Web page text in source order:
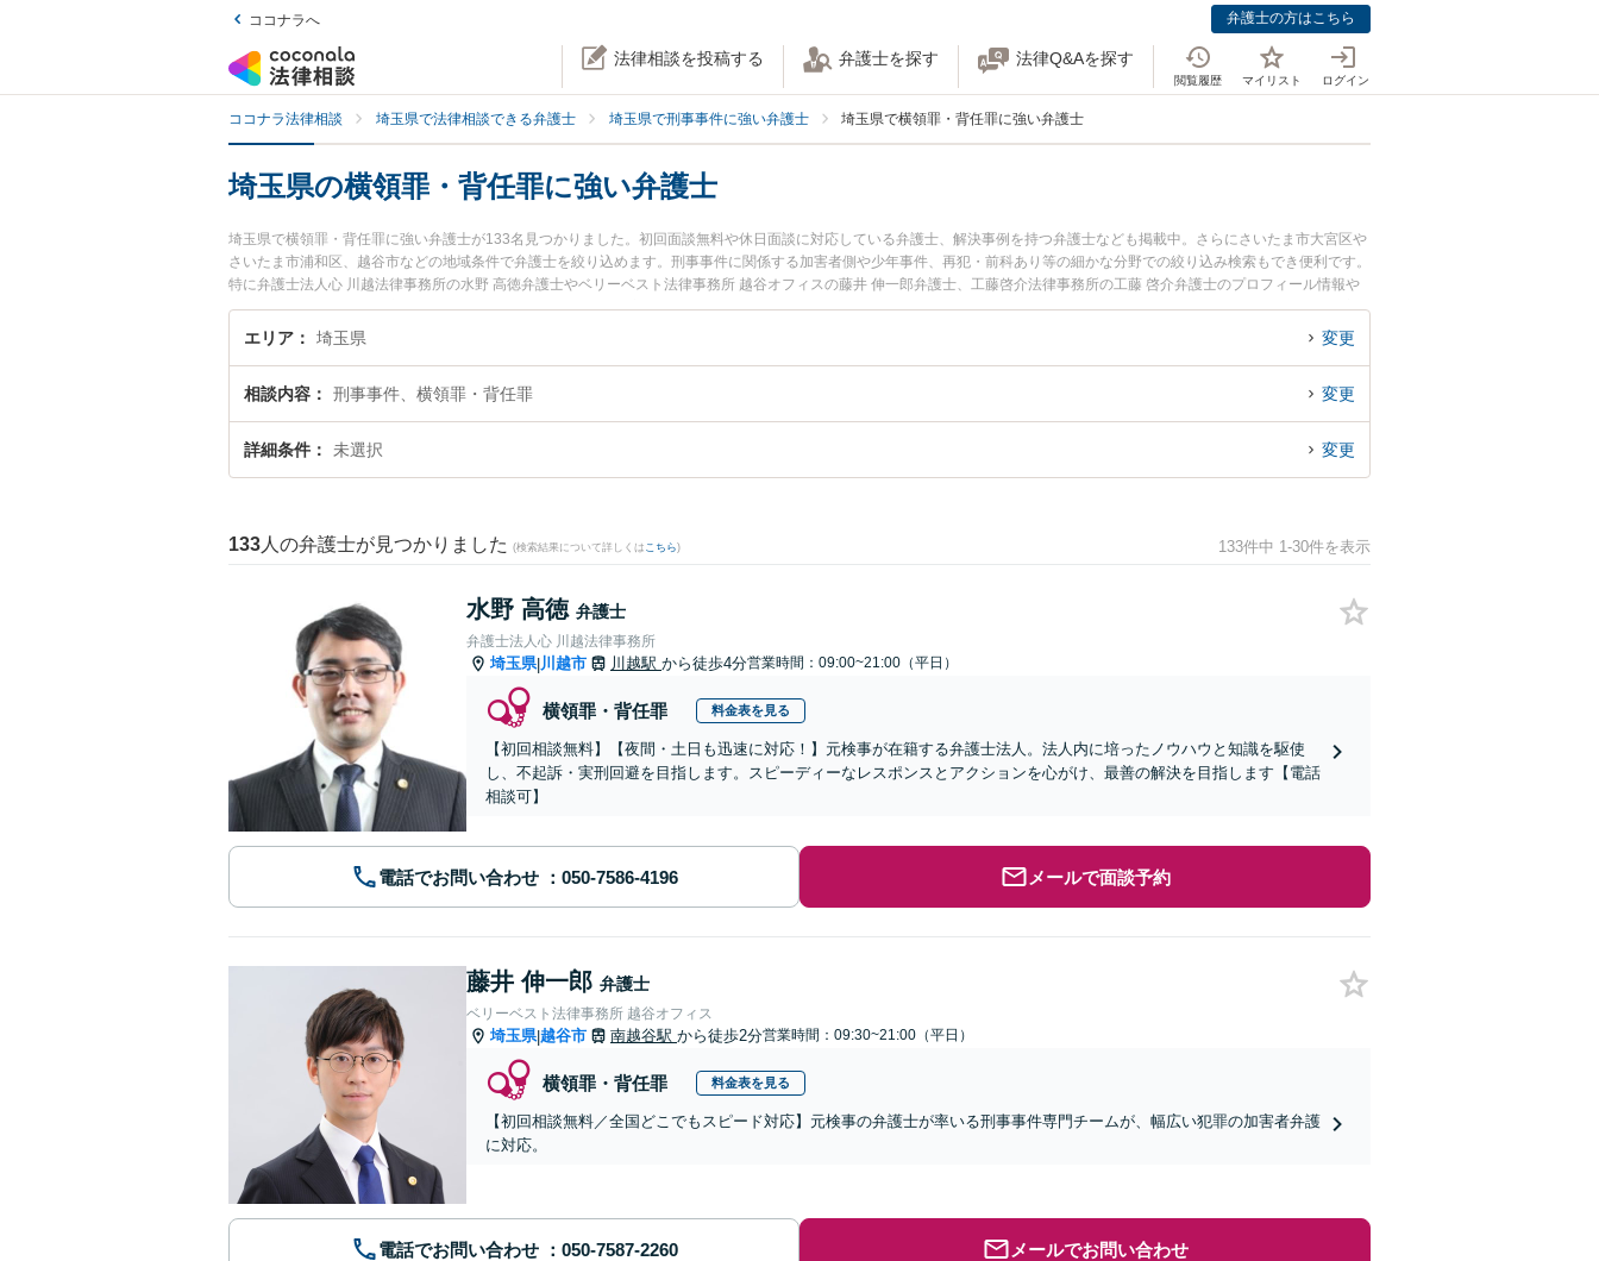
ココナラへ 弁護士の方はこちら
法律相談を投稿する 弁護士を探す 法律Q&Aを探す
閲覧履歴 マイリスト ログイン
ココナラ法律相談 埼玉県で法律相談できる弁護士 埼玉県で刑事事件に強い弁護士 埼玉県で横領罪・背任罪に強い弁護士
埼玉県の横領罪・背任罪に強い弁護士
埼玉県で横領罪・背任罪に強い弁護士が133名見つかりました。初回面談無料や休日面談に対応している弁護士、解決事例を持つ弁護士なども掲載中。さらにさいたま市大宮区や
さいたま市浦和区、越谷市などの地域条件で弁護士を絞り込めます。刑事事件に関係する加害者側や少年事件、再犯・前科あり等の細かな分野での絞り込み検索もでき便利です。
特に弁護士法人心 川越法律事務所の水野 高徳弁護士やベリーベスト法律事務所 越谷オフィスの藤井 伸一郎弁護士、工藤啓介法律事務所の工藤 啓介弁護士のプロフィール情報や
弁護士費用、強みなどが注目されています。『埼玉県で土日や夜間に発生した横領罪・背任罪のトラブルを今すぐに弁護士に相談したい』『横領罪・背任罪のトラブル解決の実績
豊富な近くの弁護士を検索したい』『初回相談無料で横領罪・背任罪を法律相談できる埼玉県内の弁護士に相談予約したい』などでお困りの相談者さんにおすすめです。
エリア 埼玉県 変更
相談内容 刑事事件、横領罪・背任罪 変更
詳細条件 未選択 変更
133 人の弁護士が見つかりました (検索結果について詳しくは こちら) 133件中 1-30件を表示
水野 高徳 弁護士
弁護士法人心 川越法律事務所
埼玉県|川越市 川越駅 から徒歩4分営業時間：09:00~21:00（平日）
横領罪・背任罪 料金表を見る
【初回相談無料】【夜間・土日も迅速に対応！】元検事が在籍する弁護士法人。法人内に培ったノウハウと知識を駆使
し、不起訴・実刑回避を目指します。スピーディーなレスポンスとアクションを心がけ、最善の解決を目指します【電話
相談可】
電話でお問い合わせ メールで面談予約
藤井 伸一郎 弁護士
ベリーベスト法律事務所 越谷オフィス
埼玉県|越谷市 南越谷駅 から徒歩2分営業時間：09:30~21:00（平日）
横領罪・背任罪 料金表を見る
【初回相談無料／全国どこでもスピード対応】元検事の弁護士が率いる刑事事件専門チームが、幅広い犯罪の加害者弁護
に対応。
電話でお問い合わせ メールでお問い合わせ